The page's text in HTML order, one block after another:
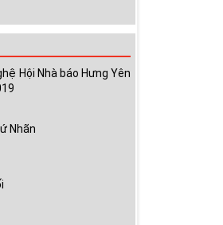
Hội Nhà báo Hưng Yên
Nhãn